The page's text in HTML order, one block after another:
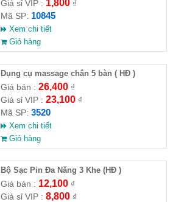
Giá sỉ VIP : 1,800₫
Mã SP: 10845
Xem chi tiết
Giỏ hàng
Dụng cụ massage chân 5 bàn ( HĐ )
Giá bán : 26,400₫
Giá sỉ VIP : 23,100₫
Mã SP: 3520
Xem chi tiết
Giỏ hàng
Bộ Sạc Pin Đa Năng 3 Khe (HĐ )
Giá bán : 12,100₫
Giá sỉ VIP : 8,800₫